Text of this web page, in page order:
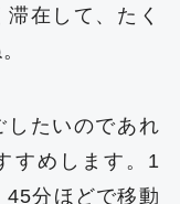
在して、たく
したいのであれ
すめします。1
45分ほどで移動